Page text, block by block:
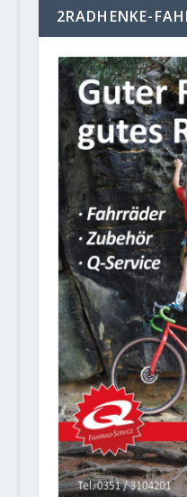
2RADHENKE-